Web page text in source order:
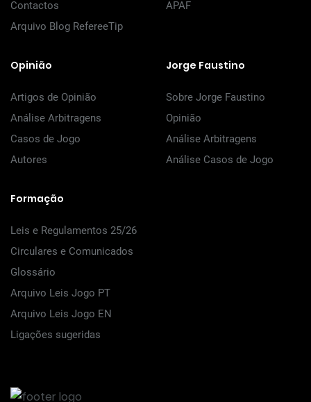
Contactos
Arquivo Blog RefereeTip
APAF
Opinião
Artigos de Opinião
Análise Arbitragens
Casos de Jogo
Autores
Jorge Faustino
Sobre Jorge Faustino
Opinião
Análise Arbitragens
Análise Casos de Jogo
Formação
Leis e Regulamentos 25/26
Circulares e Comunicados
Glossário
Arquivo Leis Jogo PT
Arquivo Leis Jogo EN
Ligações sugeridas